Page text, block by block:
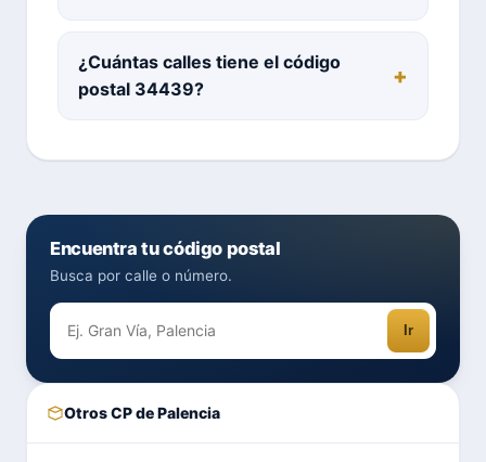
¿Cuántas calles tiene el código
postal 34439?
Encuentra tu código postal
Busca por calle o número.
Ir
Otros CP de Palencia